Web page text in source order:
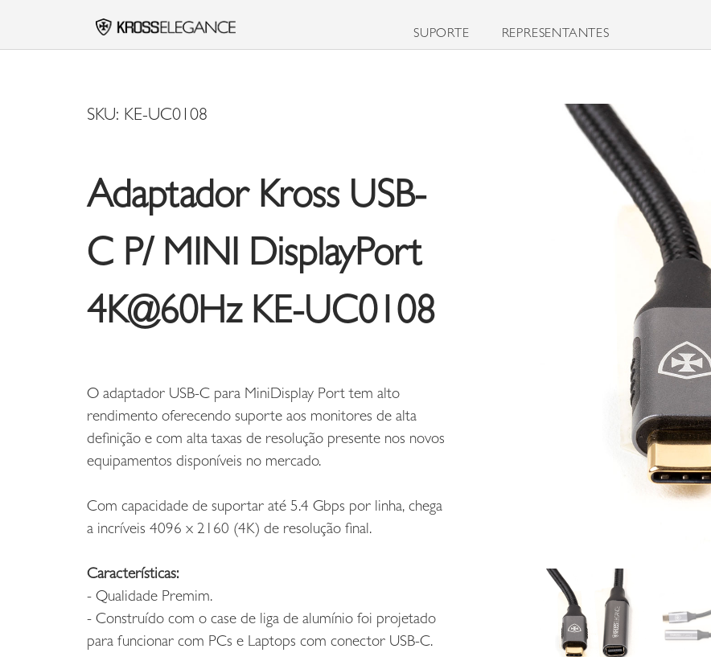
SUPORTE REPRESENTANTES
SKU: KE-UC0108
Adaptador Kross USB-
C P/ MINI DisplayPort
4K@60Hz KE-UC0108
O adaptador USB-C para MiniDisplay Port tem alto
rendimento oferecendo suporte aos monitores de alta
definição e com alta taxas de resolução presente nos novos
equipamentos disponíveis no mercado.
Com capacidade de suportar até 5.4 Gbps por linha, chega
a incríveis 4096 x 2160 (4K) de resolução final.
Características:
- Qualidade Premim.
- Construído com o case de liga de alumínio foi projetado
para funcionar com PCs e Laptops com conector USB-C.